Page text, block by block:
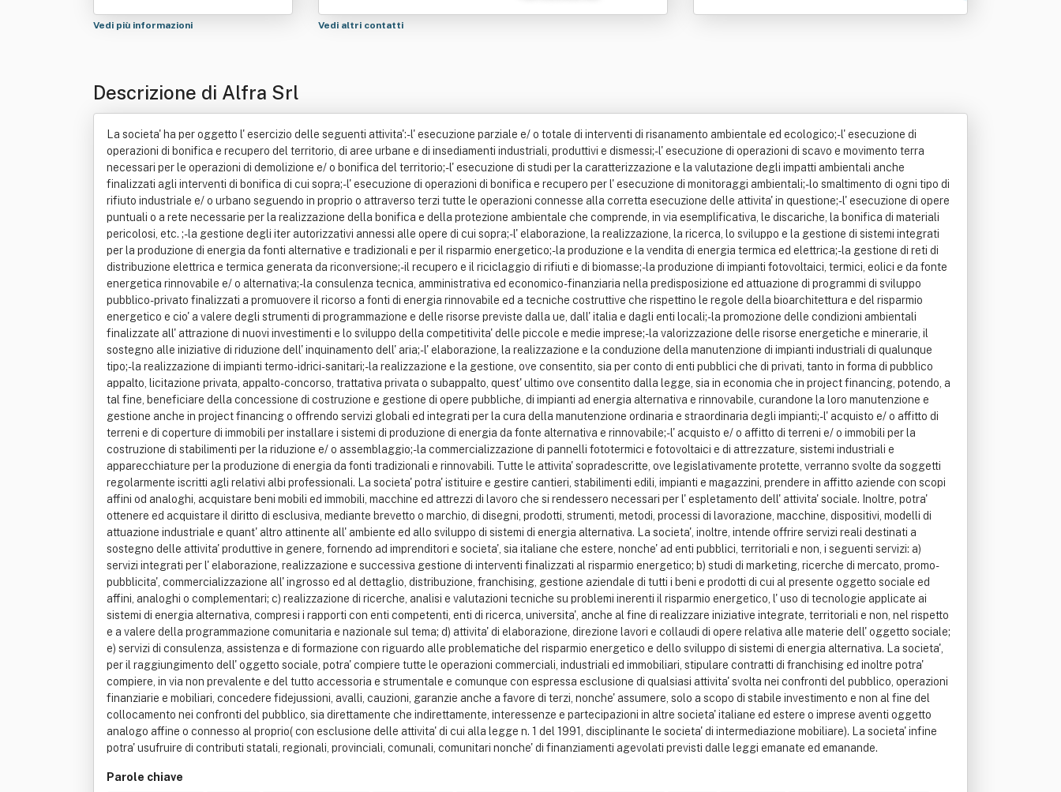
Vedi più informazioni Vedi altri contatti
Descrizione di Alfra Srl
La societa' ha per oggetto l' esercizio delle seguenti attivita':- l' esecuzione parziale e/ o totale di interventi di risanamento ambientale ed ecologico;- l' esecuzione di
operazioni di bonifica e recupero del territorio, di aree urbane e di insediamenti industriali, produttivi e dismessi;- l' esecuzione di operazioni di scavo e movimento terra
necessari per le operazioni di demolizione e/ o bonifica del territorio;- l' esecuzione di studi per la caratterizzazione e la valutazione degli impatti ambientali anche
finalizzati agli interventi di bonifica di cui sopra;- l' esecuzione di operazioni di bonifica e recupero per l' esecuzione di monitoraggi ambientali;- lo smaltimento di ogni tipo di
rifiuto industriale e/ o urbano seguendo in proprio o attraverso terzi tutte le operazioni connesse alla corretta esecuzione delle attivita' in questione;- l' esecuzione di opere
puntuali o a rete necessarie per la realizzazione della bonifica e della protezione ambientale che comprende, in via esemplificativa, le discariche, la bonifica di materiali
pericolosi, etc. ;- la gestione degli iter autorizzativi annessi alle opere di cui sopra;- l' elaborazione, la realizzazione, la ricerca, lo sviluppo e la gestione di sistemi integrati
per la produzione di energia da fonti alternative e tradizionali e per il risparmio energetico;- la produzione e la vendita di energia termica ed elettrica;- la gestione di reti di
distribuzione elettrica e termica generata da riconversione;- il recupero e il riciclaggio di rifiuti e di biomasse;- la produzione di impianti fotovoltaici, termici, eolici e da fonte
energetica rinnovabile e/ o alternativa;- la consulenza tecnica, amministrativa ed economico- finanziaria nella predisposizione ed attuazione di programmi di sviluppo
pubblico- privato finalizzati a promuovere il ricorso a fonti di energia rinnovabile ed a tecniche costruttive che rispettino le regole della bioarchitettura e del risparmio
energetico e cio' a valere degli strumenti di programmazione e delle risorse previste dalla ue, dall' italia e dagli enti locali;- la promozione delle condizioni ambientali
finalizzate all' attrazione di nuovi investimenti e lo sviluppo della competitivita' delle piccole e medie imprese;- la valorizzazione delle risorse energetiche e minerarie, il
sostegno alle iniziative di riduzione dell' inquinamento dell' aria;- l' elaborazione, la realizzazione e la conduzione della manutenzione di impianti industriali di qualunque
tipo;- la realizzazione di impianti termo- idrici- sanitari;- la realizzazione e la gestione, ove consentito, sia per conto di enti pubblici che di privati, tanto in forma di pubblico
appalto, licitazione privata, appalto- concorso, trattativa privata o subappalto, quest' ultimo ove consentito dalla legge, sia in economia che in project financing, potendo, a
tal fine, beneficiare della concessione di costruzione e gestione di opere pubbliche, di impianti ad energia alternativa e rinnovabile, curandone la loro manutenzione e
gestione anche in project financing o offrendo servizi globali ed integrati per la cura della manutenzione ordinaria e straordinaria degli impianti;- l' acquisto e/ o affitto di
terreni e di coperture di immobili per installare i sistemi di produzione di energia da fonte alternativa e rinnovabile;- l' acquisto e/ o affitto di terreni e/ o immobili per la
costruzione di stabilimenti per la riduzione e/ o assemblaggio;- la commercializzazione di pannelli fototermici e fotovoltaici e di attrezzature, sistemi industriali e
apparecchiature per la produzione di energia da fonti tradizionali e rinnovabili. Tutte le attivita' sopradescritte, ove legislativamente protette, verranno svolte da soggetti
regolarmente iscritti agli relativi albi professionali. La societa' potra' istituire e gestire cantieri, stabilimenti edili, impianti e magazzini, prendere in affitto aziende con scopi
affini od analoghi, acquistare beni mobili ed immobili, macchine ed attrezzi di lavoro che si rendessero necessari per l' espletamento dell' attivita' sociale. Inoltre, potra'
ottenere ed acquistare il diritto di esclusiva, mediante brevetto o marchio, di disegni, prodotti, strumenti, metodi, processi di lavorazione, macchine, dispositivi, modelli di
attuazione industriale e quant' altro attinente all' ambiente ed allo sviluppo di sistemi di energia alternativa. La societa', inoltre, intende offrire servizi reali destinati a
sostegno delle attivita' produttive in genere, fornendo ad imprenditori e societa', sia italiane che estere, nonche' ad enti pubblici, territoriali e non, i seguenti servizi: a)
servizi integrati per l' elaborazione, realizzazione e successiva gestione di interventi finalizzati al risparmio energetico; b) studi di marketing, ricerche di mercato, promo-
pubblicita', commercializzazione all' ingrosso ed al dettaglio, distribuzione, franchising, gestione aziendale di tutti i beni e prodotti di cui al presente oggetto sociale ed
affini, analoghi o complementari; c) realizzazione di ricerche, analisi e valutazioni tecniche su problemi inerenti il risparmio energetico, l' uso di tecnologie applicate ai
sistemi di energia alternativa, compresi i rapporti con enti competenti, enti di ricerca, universita', anche al fine di realizzare iniziative integrate, territoriali e non, nel rispetto
e a valere della programmazione comunitaria e nazionale sul tema; d) attivita' di elaborazione, direzione lavori e collaudi di opere relativa alle materie dell' oggetto sociale;
e) servizi di consulenza, assistenza e di formazione con riguardo alle problematiche del risparmio energetico e dello sviluppo di sistemi di energia alternativa. La societa',
per il raggiungimento dell' oggetto sociale, potra' compiere tutte le operazioni commerciali, industriali ed immobiliari, stipulare contratti di franchising ed inoltre potra'
compiere, in via non prevalente e del tutto accessoria e strumentale e comunque con espressa esclusione di qualsiasi attivita' svolta nei confronti del pubblico, operazioni
finanziarie e mobiliari, concedere fidejussioni, avalli, cauzioni, garanzie anche a favore di terzi, nonche' assumere, solo a scopo di stabile investimento e non al fine del
collocamento nei confronti del pubblico, sia direttamente che indirettamente, interessenze e partecipazioni in altre societa' italiane ed estere o imprese aventi oggetto
analogo affine o connesso al proprio( con esclusione delle attivita' di cui alla legge n. 1 del 1991, disciplinante le societa' di intermediazione mobiliare). La societa' infine
potra' usufruire di contributi statali, regionali, provinciali, comunali, comunitari nonche' di finanziamenti agevolati previsti dalle leggi emanate ed emanande.
Parole chiave